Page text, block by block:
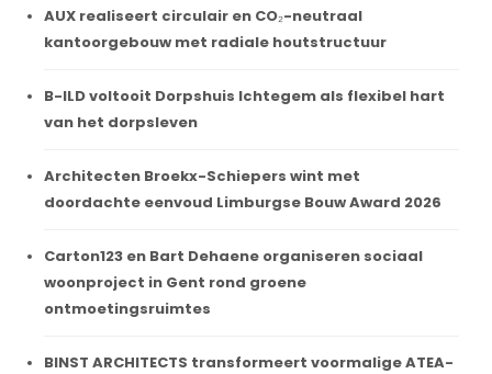
AUX realiseert circulair en CO₂-neutraal
kantoorgebouw met radiale houtstructuur
B-ILD voltooit Dorpshuis Ichtegem als flexibel hart
van het dorpsleven
Architecten Broekx-Schiepers wint met
doordachte eenvoud Limburgse Bouw Award 2026
Carton123 en Bart Dehaene organiseren sociaal
woonproject in Gent rond groene
ontmoetingsruimtes
BINST ARCHITECTS transformeert voormalige ATEA-